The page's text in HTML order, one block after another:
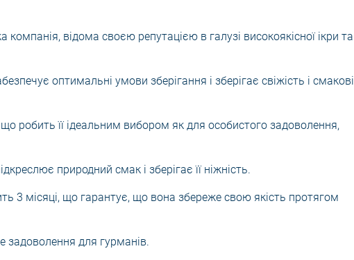
компанія, відома своєю репутацією в галузі високоякісної ікри та
оптимальні умови зберігання і зберігає свіжість і смакові
що робить її ідеальним вибором як для особистого задоволення,
природний смак і зберігає її ніжність.
3 місяці, що гарантує, що вона збереже свою якість протягом
задоволення для гурманів.